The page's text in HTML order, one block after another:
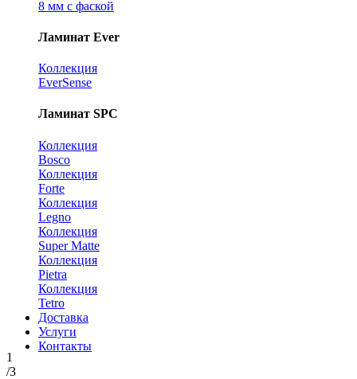
8 мм с фаской
Ламинат Ever
Коллекция
EverSense
Ламинат SPC
Коллекция
Bosco
Коллекция
Forte
Коллекция
Legno
Коллекция
Super Matte
Коллекция
Pietra
Коллекция
Tetro
Доставка
Услуги
Контакты
1
/3